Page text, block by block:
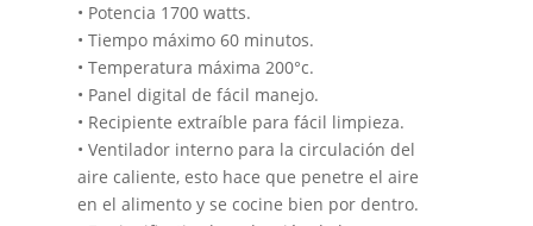
• Potencia 1700 watts.
• Tiempo máximo 60 minutos.
• Temperatura máxima 200°c.
• Panel digital de fácil manejo.
• Recipiente extraíble para fácil limpieza.
• Ventilador interno para la circulación del
aire caliente, esto hace que penetre el aire
en el alimento y se cocine bien por dentro.